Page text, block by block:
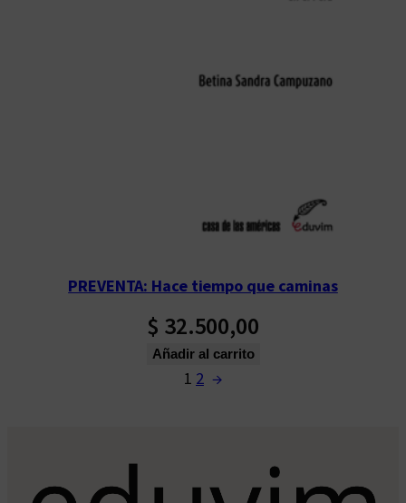
PREVENTA: Hace tiempo que caminas
$ 32.500,00
Añadir al carrito
1 2 →